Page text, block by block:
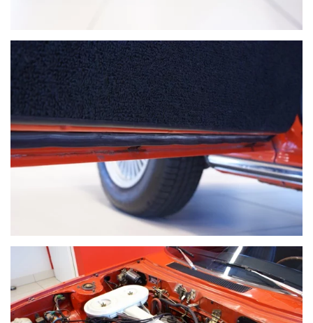
VOIR PLUS